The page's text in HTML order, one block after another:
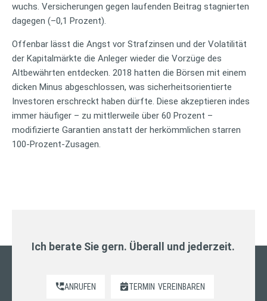
wuchs. Versicherungen gegen laufenden Beitrag stagnierten
dagegen (–0,1 Prozent).
Offenbar lässt die Angst vor Strafzinsen und der Volatilität
der Kapitalmärkte die Anleger wieder die Vorzüge des
Altbewährten entdecken. 2018 hatten die Börsen mit einem
dicken Minus abgeschlossen, was sicherheitsorientierte
Investoren erschreckt haben dürfte. Diese akzeptieren indes
immer häufiger – zu mittlerweile über 60 Prozent –
modifizierte Garantien anstatt der herkömmlichen starren
100-Prozent-Zusagen.
Ich berate Sie gern. Überall und jederzeit.
ANRUFEN TERMIN VEREINBAREN